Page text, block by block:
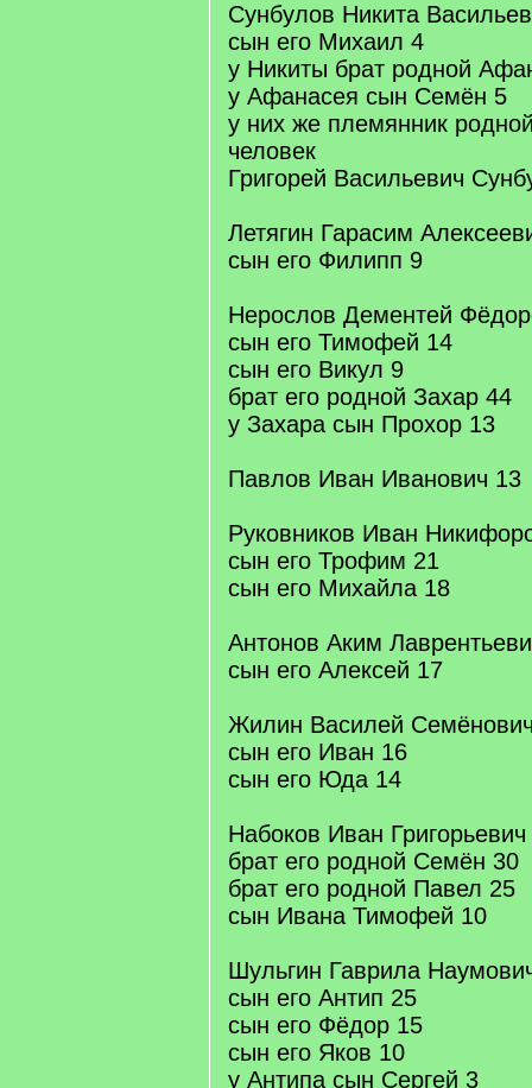
Сунбулов Никита
сын его Михаил 4
у Никиты брат родной
у Афанасея сын Семён 5
у них же племянник
человек
Григорей Васильевич
Летягин Гарасим
сын его Филипп 9
Нерослов Дементей
сын его Тимофей 14
сын его Викул 9
брат его родной Захар 44
у Захара сын Прохор 13
Павлов Иван Иванович 13
Руковников Иван
сын его Трофим 21
сын его Михайла 18
Антонов Аким
сын его Алексей 17
Жилин Василей
сын его Иван 16
сын его Юда 14
Набоков Иван Григорьевич
брат его родной Семён 30
брат его родной Павел 25
сын Ивана Тимофей 10
Шульгин Гаврила
сын его Антип 25
сын его Фёдор 15
сын его Яков 10
у Антипа сын Сергей 3